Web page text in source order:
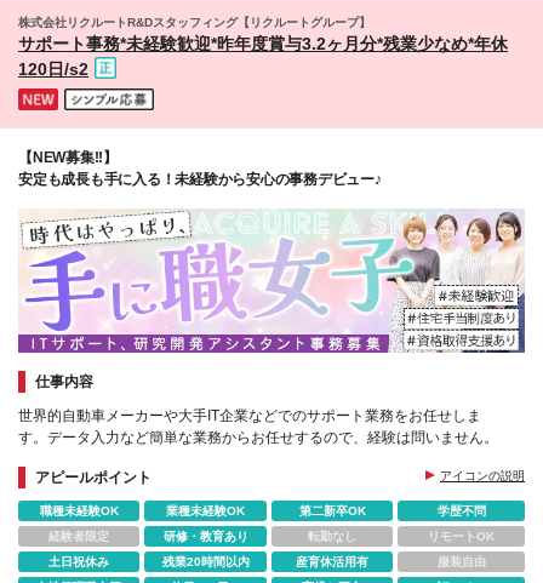
ュリティリスクの観点から当社では使用できません。
■周辺機器・ソフト ・セキュリティソフト ・有料の
界中のどこからでも働けます！
株式会社リクルートR&Dスタッフィング【リクルートグループ】
サポート事務*未経験歓迎*昨年度賞与3.2ヶ月分*残業少なめ*年休
120日/s2
【NEW募集!!】
安定も成長も手に入る！未経験から安心の事務デビュー♪
仕事内容
世界的自動車メーカーや大手IT企業などでのサポート業務をお任せしま
す。データ入力など簡単な業務からお任せするので、経験は問いません。
アピールポイント アイコンの説明
職種未経験OK 業種未経験OK 第二新卒OK
学歴不問
経験者限定
研修・教育あり 転勤なし
リモートOK
土日祝休み
残業20時間以内 産育休活用有
服装自由